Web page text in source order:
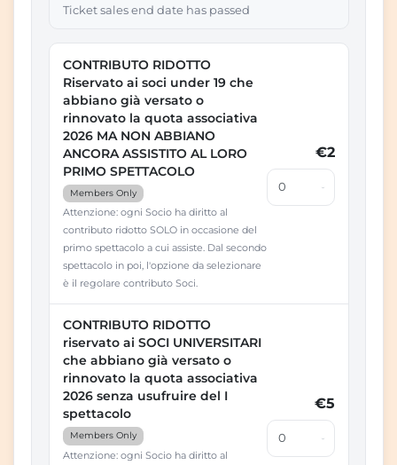
Ticket sales end date has passed
CONTRIBUTO RIDOTTO
Riservato ai soci under 19 che
abbiano già versato o
rinnovato la quota associativa
2026 MA NON ABBIANO
ANCORA ASSISTITO AL LORO
PRIMO SPETTACOLO
Members Only
Attenzione: ogni Socio ha diritto al
contributo ridotto SOLO in occasione del
primo spettacolo a cui assiste. Dal secondo
spettacolo in poi, l'opzione da selezionare
è il regolare contributo Soci.
€2
CONTRIBUTO RIDOTTO
riservato ai SOCI UNIVERSITARI
che abbiano già versato o
rinnovato la quota associativa
2026 senza usufruire del I
spettacolo
Members Only
Attenzione: ogni Socio ha diritto al
€5